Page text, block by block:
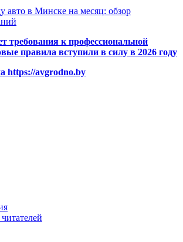
авто в Минске на месяц: обзор
требования к профессиональной
правила вступили в силу в 2026 году
https://avgrodno.by